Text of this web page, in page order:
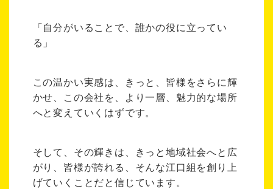
「自分がいることで、誰かの役に立ってい
る」
この温かい実感は、きっと、皆様をさらに輝
かせ、この会社を、より一層、魅力的な場所
へと変えていくはずです。
そして、その輝きは、きっと地域社会へと広
がり、皆様が誇れる、そんな江口組を創り上
げていくことだと信じています。